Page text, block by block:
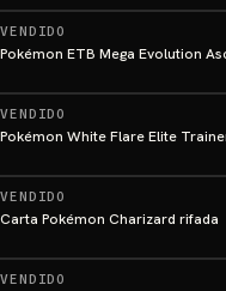
VENDIDO
Pokémon ETB Mega Evolution
VENDIDO
Pokémon White Flare Elite
VENDIDO
Carta Pokémon Charizard rifada
VENDIDO